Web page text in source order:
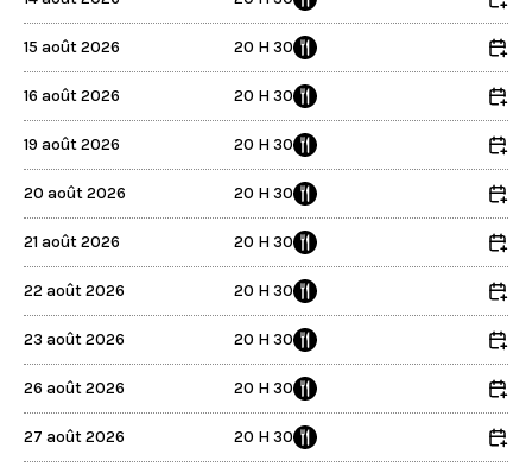
15 août 2026 20 H 30
16 août 2026 20 H 30
19 août 2026 20 H 30
20 août 2026 20 H 30
21 août 2026 20 H 30
22 août 2026 20 H 30
23 août 2026 20 H 30
26 août 2026 20 H 30
27 août 2026 20 H 30